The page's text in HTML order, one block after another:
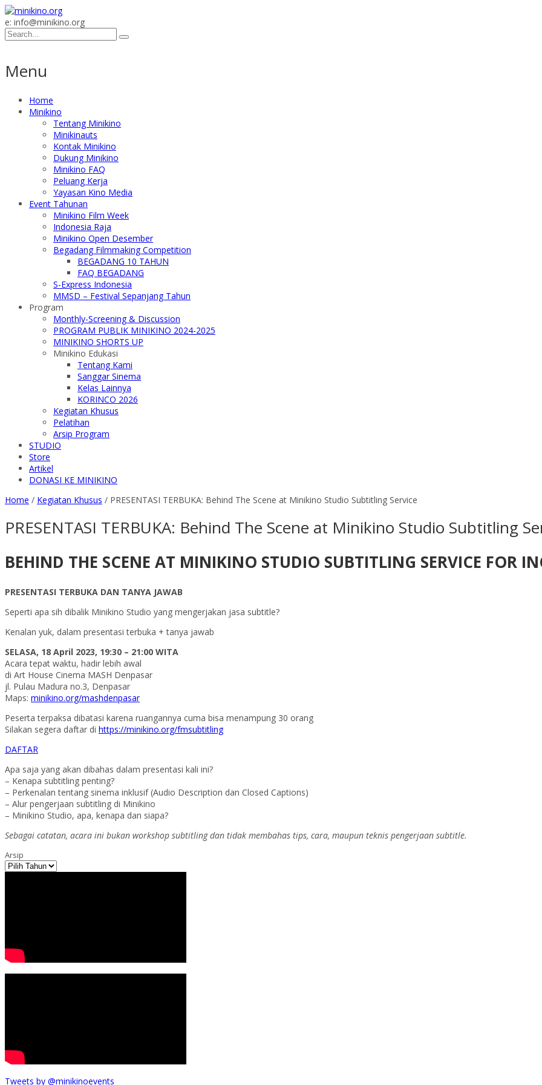
e: info@minikino.org
Menu
Home
Minikino
Tentang Minikino
Minikinauts
Kontak Minikino
Dukung Minikino
Minikino FAQ
Peluang Kerja
Yayasan Kino Media
Event Tahunan
Minikino Film Week
Indonesia Raja
Minikino Open Desember
Begadang Filmmaking Competition
BEGADANG 10 TAHUN
FAQ BEGADANG
S-Express Indonesia
MMSD – Festival Sepanjang Tahun
Program
Monthly-Screening & Discussion
PROGRAM PUBLIK MINIKINO 2024-2025
MINIKINO SHORTS UP
Minikino Edukasi
Tentang Kami
Sanggar Sinema
Kelas Lainnya
KORINCO 2026
Kegiatan Khusus
Pelatihan
Arsip Program
STUDIO
Store
Artikel
DONASI KE MINIKINO
Home / Kegiatan Khusus / PRESENTASI TERBUKA: Behind The Scene at Minikino Studio Subtitling Service
PRESENTASI TERBUKA: Behind The Scene at Minikino Studio Subtitling
BEHIND THE SCENE AT MINIKINO STUDIO SUBTITLING SERVICE FOR
PRESENTASI TERBUKA DAN TANYA JAWAB
Seperti apa sih dibalik Minikino Studio yang mengerjakan jasa subtitle?
Kenalan yuk, dalam presentasi terbuka + tanya jawab
SELASA, 18 April 2023, 19:30 – 21:00 WITA
Acara tepat waktu, hadir lebih awal
di Art House Cinema MASH Denpasar
jl. Pulau Madura no.3, Denpasar
Maps: minikino.org/mashdenpasar
Peserta terpaksa dibatasi karena ruangannya cuma bisa menampung 30 orang
Silakan segera daftar di https://minikino.org/fmsubtitling
DAFTAR
Apa saja yang akan dibahas dalam presentasi kali ini?
– Kenapa subtitling penting?
– Perkenalan tentang sinema inklusif (Audio Description dan Closed Captions)
– Alur pengerjaan subtitling di Minikino
– Minikino Studio, apa, kenapa dan siapa?
Sebagai catatan, acara ini bukan workshop subtitling dan tidak membahas tips, cara, maupun teknis pengerjaan subtitle.
Arsip
Tweets by @minikinoevents